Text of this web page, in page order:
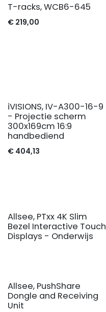
T-racks, WCB6-645
€ 219,00
iVISIONS, IV-A300-16-9
- Projectie scherm
300x169cm 16:9
handbediend
€ 404,13
Allsee, PTxx 4K Slim
Bezel Interactive Touch
Displays - Onderwijs
Allsee, PushShare
Dongle and Receiving
Unit